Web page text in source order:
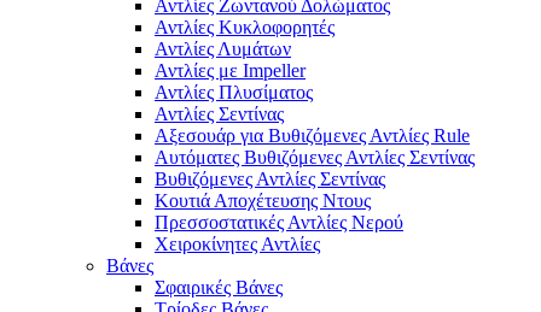
Αντλίες Ζωντανού Δολώματος
Αντλίες Κυκλοφορητές
Αντλίες Λυμάτων
Αντλίες με Impeller
Αντλίες Πλυσίματος
Αντλίες Σεντίνας
Αξεσουάρ για Βυθιζόμενες Αντλίες Rule
Αυτόματες Βυθιζόμενες Αντλίες Σεντίνας
Βυθιζόμενες Αντλίες Σεντίνας
Κουτιά Αποχέτευσης Ντους
Πρεσσοστατικές Αντλίες Νερού
Χειροκίνητες Αντλίες
Βάνες
Σφαιρικές Βάνες